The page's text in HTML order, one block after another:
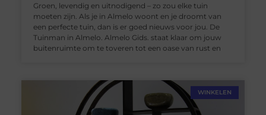
Groen, levendig en uitnodigend – zo zou elke tuin
moeten zijn. Als je in Almelo woont en je droomt van
een perfecte tuin, dan is er goed nieuws voor jou. De
Tuinman in Almelo. Almelo Gids. staat klaar om jouw
buitenruimte om te toveren tot een oase van rust en
WINKELEN